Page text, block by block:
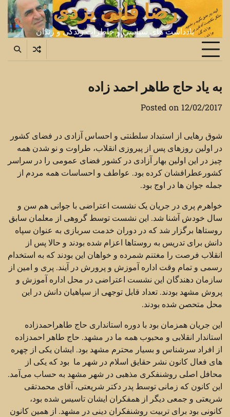
content
رضا فانی یزدی
یادداشت های سیاسی و خاطرات زندگی و زندان
به یاد حاج طاهر احمد زاده
Posted on 12/02/2017
شوق رهایی از استبداد سلطنتی و احساس آزادی در فضای کشور
در اولین روزهای پس از پیروزی انقلاب، طراوت و نو شدن همه
چیز در این اولین بهار آزادی در کشور فضای عمومی را در سراسر
کشورعطرافشان کرده بود. عواطف و احساسات همه مردم از
جمله جوان ها در اوج بود.
خواهرم پری در جریان یک نشست اعتراضی با جوانی هم سن و
سال خودش آشنا شد. این نشست توسط گروهی از معلمان سابق
روستاها برگزار شد که در دوران خدمت سربازی به عنوان سپاه
دانش برای تدریس به روستاها اعزام شده بودند و حالا پس از
انقلاب فرصت را مغتنم شمرده و خواهان این بودند که به استخدام
رسمی و تمام وقت اداره آموزش و پرورش در آیند. پری و امین از
سازمان دهندگان این نشست اعتراضی در محل اداره آموزش و
پروش مشهد بودند. تعداد قابل توجهی از سپاهیان دانش در این
محل متحصن شده بودند.
این جریان همزمان بود با دوره استانداری حاج طاهراحمدزاده
استاندار انقلابی و محبوب همه ما در مشهد. حاج طاهر احمدزاده
از افراد سرشناس و بسیار محترم مشهد بود. ایشان یکی از چهره
های فعال کانون نشر حقایق اسلام در شهر ما بود که یکی از
محافل اصلی روشنفکری مذهبی‌ در شهر مشهد به حساب می‌آمد.
این کانون که زمانی توسط پدر دکتر شریعتی، آقای محمدتقی
شریعتی و جمعی دیگر از همفکران ایشان تاسیس شده بود،
کانونی بود برای تربیت روشنفکران دینی در مشهد. از همین کانون